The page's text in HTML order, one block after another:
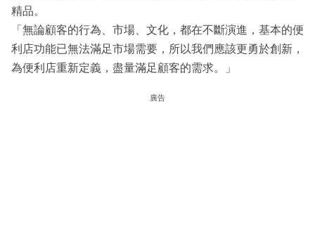
精品。
「無論顧客的行為、市場、文化，都在不斷演進，基本的便
利店功能已無法滿足市場需要，所以我們應該更勇於創新，
為便利店重新定義，盡量滿足顧客的需求。」
廣告